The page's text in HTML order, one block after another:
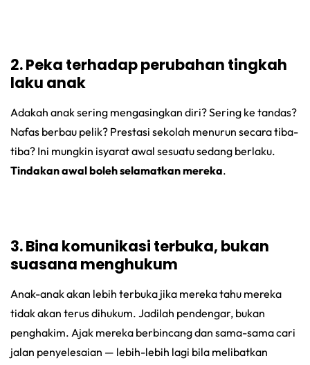
2. Peka terhadap perubahan tingkah
laku anak
Adakah anak sering mengasingkan diri? Sering ke tandas?
Nafas berbau pelik? Prestasi sekolah menurun secara tiba-
tiba? Ini mungkin isyarat awal sesuatu sedang berlaku.
Tindakan awal boleh selamatkan mereka.
3. Bina komunikasi terbuka, bukan
suasana menghukum
Anak-anak akan lebih terbuka jika mereka tahu mereka
tidak akan terus dihukum. Jadilah pendengar, bukan
penghakim. Ajak mereka berbincang dan sama-sama cari
jalan penyelesaian — lebih-lebih lagi bila melibatkan